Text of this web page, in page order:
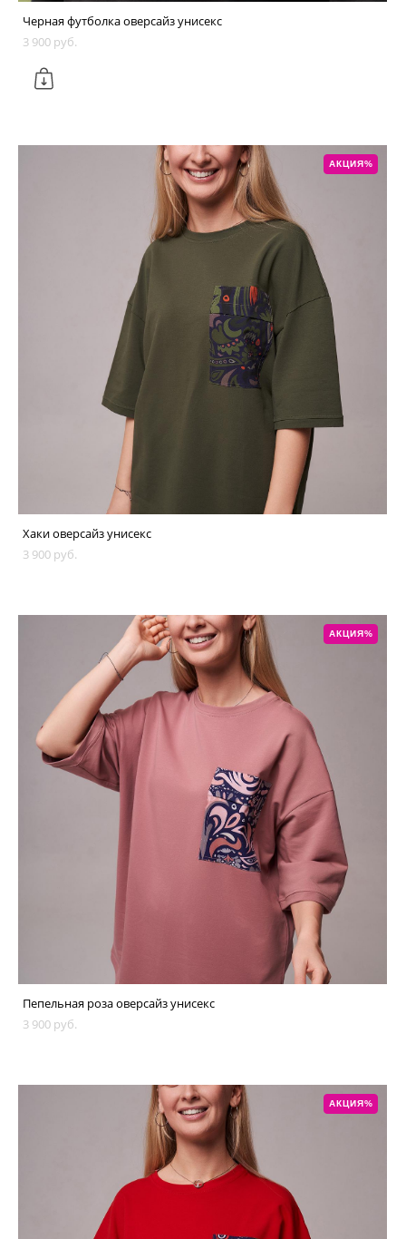
Черная футболка оверсайз унисекс
3 900 pуб.
АКЦИЯ%
Хаки оверсайз унисекс
3 900 pуб.
АКЦИЯ%
Пепельная роза оверсайз унисекс
3 900 pуб.
АКЦИЯ%